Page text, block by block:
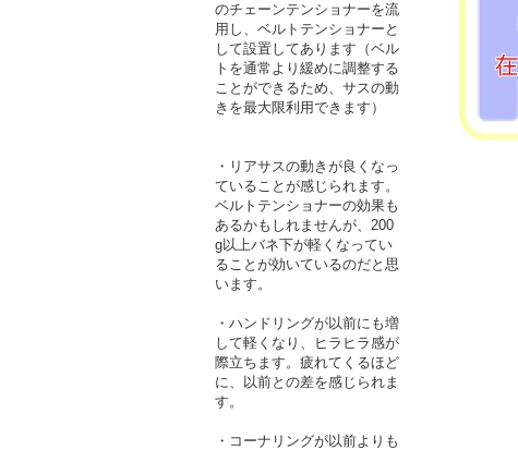
のチェーンテンショナーを流
用し、ベルトテンショナーと
して設置してあります（ベル
トを通常より緩めに調整する
ことができるため、サスの動
きを最大限利用できます）
・リアサスの動きが良くなっ
ていることが感じられます。
ベルトテンショナーの効果も
あるかもしれませんが、200
g以上バネ下が軽くなってい
ることが効いているのだと思
います。
・ハンドリングが以前にも増
して軽くなり、ヒラヒラ感が
際立ちます。疲れてくるほど
に、以前との差を感じられま
す。
・コーナリングが以前よりも